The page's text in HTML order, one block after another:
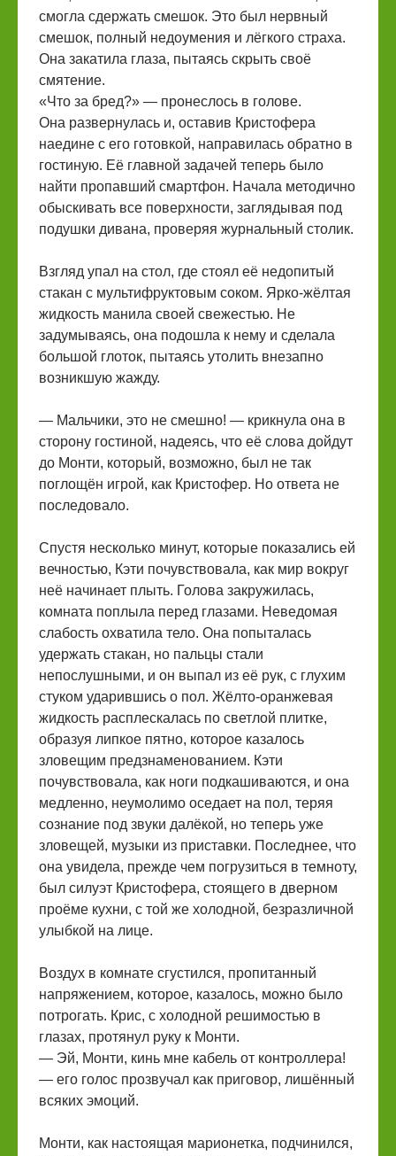
смогла сдержать смешок. Это был нервный
смешок, полный недоумения и лёгкого страха.
Она закатила глаза, пытаясь скрыть своё
смятение.
«Что за бред?» — пронеслось в голове.
Она развернулась и, оставив Кристофера
наедине с его готовкой, направилась обратно в
гостиную. Её главной задачей теперь было
найти пропавший смартфон. Начала методично
обыскивать все поверхности, заглядывая под
подушки дивана, проверяя журнальный столик.
Взгляд упал на стол, где стоял её недопитый
стакан с мультифруктовым соком. Ярко-жёлтая
жидкость манила своей свежестью. Не
задумываясь, она подошла к нему и сделала
большой глоток, пытаясь утолить внезапно
возникшую жажду.
— Мальчики, это не смешно! — крикнула она в
сторону гостиной, надеясь, что её слова дойдут
до Монти, который, возможно, был не так
поглощён игрой, как Кристофер. Но ответа не
последовало.
Спустя несколько минут, которые показались ей
вечностью, Кэти почувствовала, как мир вокруг
неё начинает плыть. Голова закружилась,
комната поплыла перед глазами. Неведомая
слабость охватила тело. Она попыталась
удержать стакан, но пальцы стали
непослушными, и он выпал из её рук, с глухим
стуком ударившись о пол. Жёлто-оранжевая
жидкость расплескалась по светлой плитке,
образуя липкое пятно, которое казалось
зловещим предзнаменованием. Кэти
почувствовала, как ноги подкашиваются, и она
медленно, неумолимо оседает на пол, теряя
сознание под звуки далёкой, но теперь уже
зловещей, музыки из приставки. Последнее, что
она увидела, прежде чем погрузиться в темноту,
был силуэт Кристофера, стоящего в дверном
проёме кухни, с той же холодной, безразличной
улыбкой на лице.
Воздух в комнате сгустился, пропитанный
напряжением, которое, казалось, можно было
потрогать. Крис, с холодной решимостью в
глазах, протянул руку к Монти.
— Эй, Монти, кинь мне кабель от контроллера!
— его голос прозвучал как приговор, лишённый
всяких эмоций.
Монти, как настоящая марионетка, подчинился,